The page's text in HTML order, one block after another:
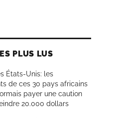
PLUS LUS
États-Unis: les
de ces 30 pays africains
payer une caution
20.000 dollars